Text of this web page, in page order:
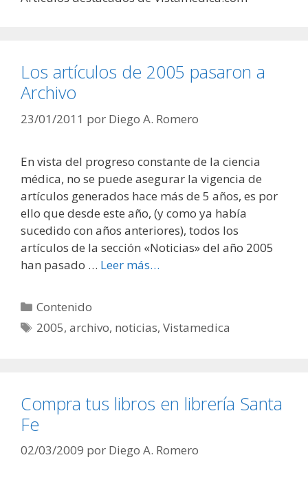
Los artículos de 2005 pasaron a
Archivo
23/01/2011 por Diego A. Romero
En vista del progreso constante de la ciencia
médica, no se puede asegurar la vigencia de
artículos generados hace más de 5 años, es por
ello que desde este año, (y como ya había
sucedido con años anteriores), todos los
artículos de la sección «Noticias» del año 2005
han pasado … Leer más…
Categorías
Contenido
Etiquetas
2005,archivo, noticias,Vistamedica
Compra tus libros en librería Santa
Fe
02/03/2009 por Diego A. Romero